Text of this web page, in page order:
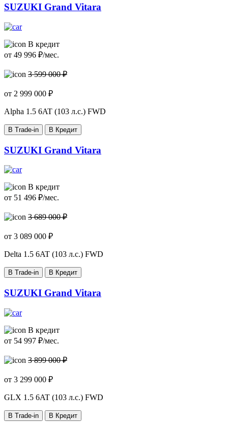
SUZUKI Grand Vitara
В кредит
от 49 996 ₽/мес.
3 599 000 ₽
от 2 999 000 ₽
Alpha 1.5 6AT (103 л.с.) FWD
В Trade-in В Кредит
SUZUKI Grand Vitara
В кредит
от 51 496 ₽/мес.
3 689 000 ₽
от 3 089 000 ₽
Delta 1.5 6AT (103 л.с.) FWD
В Trade-in В Кредит
SUZUKI Grand Vitara
В кредит
от 54 997 ₽/мес.
3 899 000 ₽
от 3 299 000 ₽
GLX 1.5 6AT (103 л.с.) FWD
В Trade-in В Кредит